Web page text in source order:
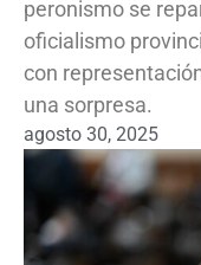
peronismo se
oficialismo
con
una sorpresa.
agosto 30, 2025